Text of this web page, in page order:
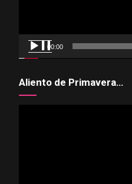
00:00
Aliento de Primavera…